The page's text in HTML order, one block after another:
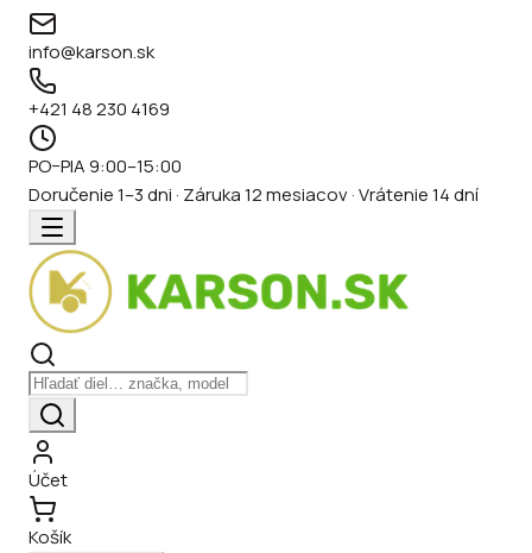
info@karson.sk
+421 48 230 4169
PO–PIA 9:00–15:00
Doručenie 1–3 dni · Záruka 12 mesiacov · Vrátenie 14 dní
Účet
Košík